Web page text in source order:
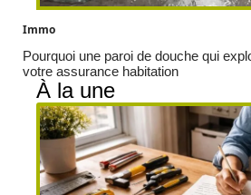
Immo
Pourquoi une paroi de douche qui
votre assurance habitation
À la une